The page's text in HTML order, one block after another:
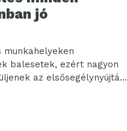
jó
munkahelyeken
balesetek, ezért nagyon
az elsősegélynyújtást